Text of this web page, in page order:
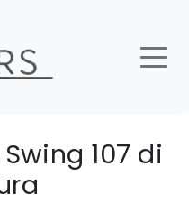
107 di